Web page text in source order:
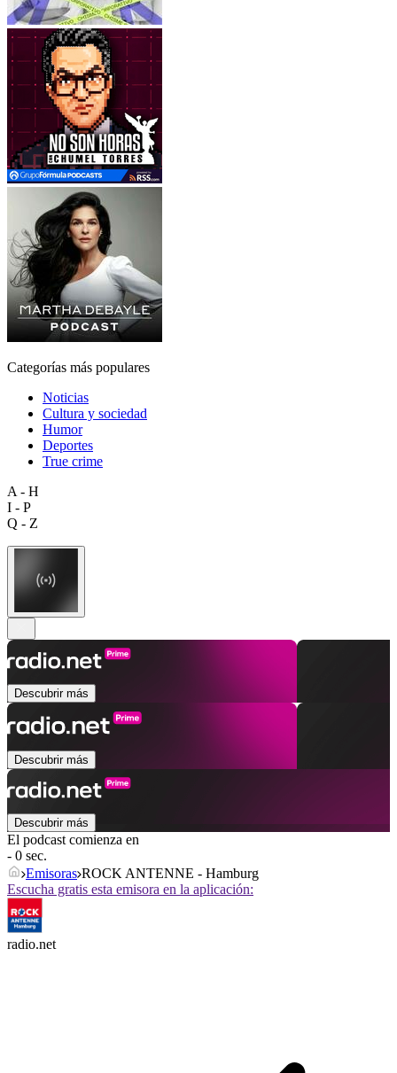
Categorías más populares
Noticias
Cultura y sociedad
Humor
Deportes
True crime
A - H
I - P
Q - Z
Descubrir más
Descubrir más
Descubrir más
El podcast comienza en
- 0 sec.
Emisoras ROCK ANTENNE - Hamburg
Escucha gratis esta emisora en la aplicación:
radio.net